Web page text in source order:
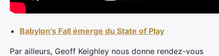
Babylon’s Fall émerge du State of Play
Par ailleurs, Geoff Keighley nous donne rendez-vous